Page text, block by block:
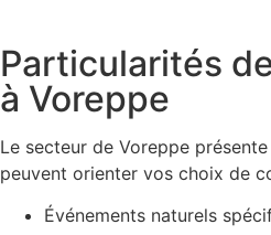
Particularités
à Voreppe
Le secteur de Voreppe
peuvent orienter vos choix de
Événements naturels